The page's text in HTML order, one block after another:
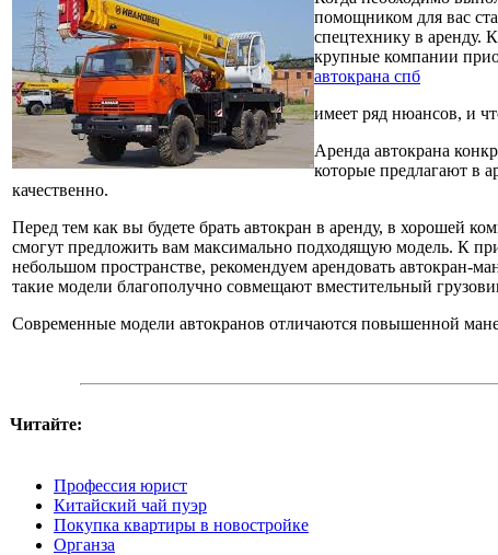
помощником для вас
спецтехнику в аренду.
крупные компании
автокрана спб
имеет ряд нюансов, и
Аренда автокрана
которые предлагают в
качественно.
Перед тем как вы будете брать автокран в аренду, в хорошей
смогут предложить вам максимально подходящую модель. К
небольшом пространстве, рекомендуем арендовать автокран-
такие модели благополучно совмещают вместительный
Современные модели автокранов отличаются повышенной
Читайте:
Профессия юрист
Китайский чай пуэр
Покупка квартиры в новостройке
Органза